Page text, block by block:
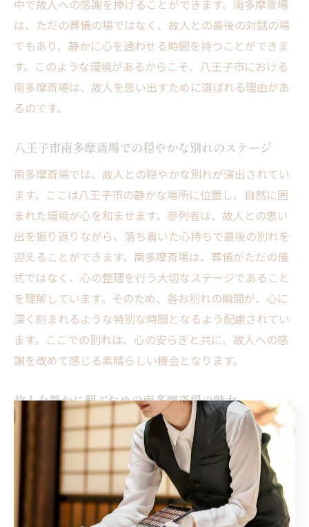
中で故人への感謝を捧げることができます。南多摩斎場
は、ただの葬儀の場ではなく、故人との最後の対話の場
でもあり、静かに心を通わせる時間を持つことができま
す。このような環境があるからこそ、八王子市における
南多摩斎場は、故人を思い出すために選ばれる理由があ
るのです。
八王子市南多摩斎場での穏やかな別れのステージ
南多摩斎場では、故人との穏やかな別れが演出されてい
ます。ここは八王子市の静かな場所に位置し、自然に囲
まれた環境が心を和ませます。参列者は、故人との思い
出を振り返りながら、落ち着いた心持ちで最後の別れを
迎えることができます。南多摩斎場は、葬儀がただの儀
式ではなく、心の整理を行う大切なステージであること
を理解しています。そのため、各お別れの瞬間が、心に
深く刻まれるような特別な時間となるよう配慮されてい
ます。ここでの別れは、心の安らぎと共に、故人への感
謝を改めて感じる素晴らしい機会となります。
故人を静かに偲ぶための南多摩斎場の魅力
南多摩斎場の最大の魅力は、その静謐さと自然に恵まれ
た立地です。この場所では、参列者が心の内を整理し、
故人を静かに偲ぶことができます。八王子市の美しい風
景が、故人との思い出を何倍にも引き立ててくれるでし
ょう。特に四季折々の美しさは、訪れるたびに新鮮な感